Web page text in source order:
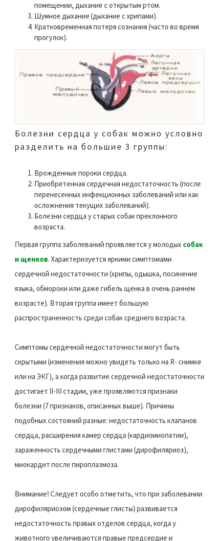
помещении, дыхание с открытым ртом.
Шумное дыхание (дыхание с хрипами).
Кратковременная потеря сознания (часто во время
прогулок).
Болезни сердца у собак можно условно
разделить на большие 3 группы:
Врожденные пороки сердца.
Приобретенная сердечная недостаточность (после
перенесенных инфекционных заболеваний или как
осложнения текущих заболеваний).
Болезни сердца у старых собак преклонного
возраста.
Первая группа заболеваний проявляется у молодых собак
и щенков. Характеризуется яркими симптомами
сердечной недостаточности (хрипы, одышка, посинение
языка, обмороки или даже гибель щенка в очень раннем
возрасте). Вторая группа имеет большую
распространенность среди собак среднего возраста.
Симптомы сердечной недостаточности могут быть
скрытыми (изменения можно увидеть только на R- снимке
или на ЭКГ), а когда развитие сердечной недостаточности
достигает II-III стадии, уже проявляются признаки
болезни (7 признаков, описанных выше). Причины
подобных состояний разные: недостаточность клапанов
сердца, расширения камер сердца (кардиомиопатии),
зараженность сердечными глистами (дирофиляриоз),
миокардит после пироплазмоза.
Внимание! Следует особо отметить, что при заболевании
дирофиляриозом (сердечные глисты) развивается
недостаточность правых отделов сердца, когда у
животного увеличиваются правые предсердие и